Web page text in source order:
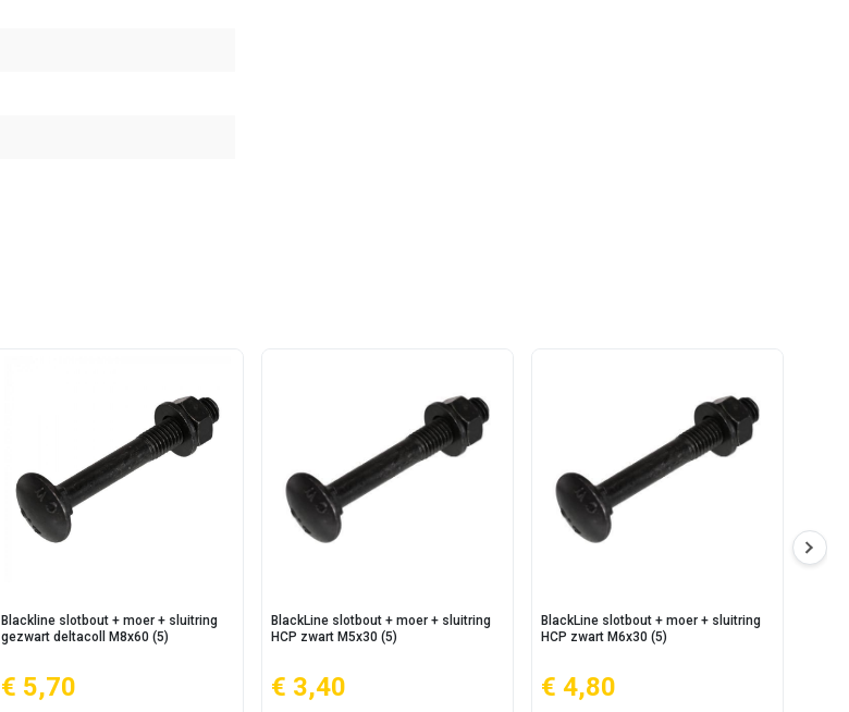
Blackline slotbout + moer + sluitring
gezwart deltacoll M8x60 (5)
€ 5,70
BlackLine slotbout + moer + sluitring
HCP zwart M5x30 (5)
€ 3,40
BlackLine slotbout + moer + sluitring
HCP zwart M6x30 (5)
€ 4,80